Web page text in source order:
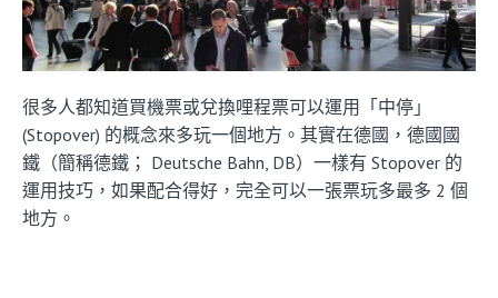
很多人都知道買機票或兌換哩程票可以運用「中停」
(Stopover) 的概念來多玩一個地方。其實在德國，德國國
鐵（簡稱德鐵； Deutsche Bahn, DB）一樣有 Stopover 的
運用技巧，如果配合得好，完全可以一張票玩多最多 2 個
地方。